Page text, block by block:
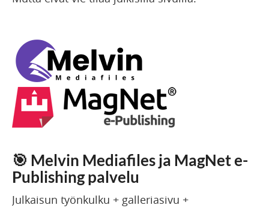
🎯 Melvin Mediafiles ja MagNet e-
Publishing palvelu
Julkaisun työnkulku + galleriasivu +